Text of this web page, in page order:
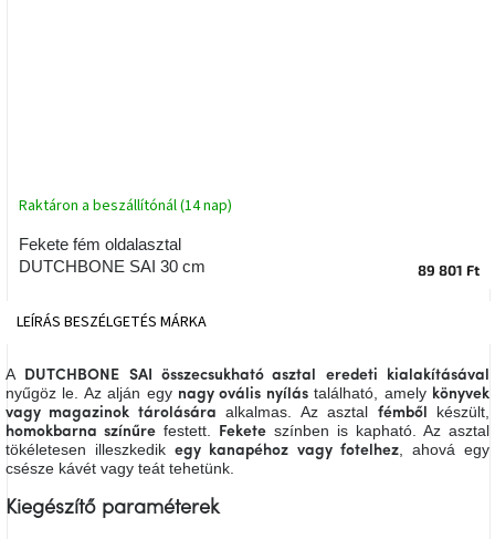
Belső
tavaszi
színekben
Tavasz
az
A
tűz
mellett
ülve
Színes
Fekete fém oldalasztal
DUTCHBONE SAI 30 cm
Raktáron a beszállítónál (14 nap)
89 801 Ft
LEÍRÁS BESZÉLGETÉS MÁRKA
A DUTCHBONE SAI összecsukható asztal eredeti kialakításával
nyűgöz le. Az alján egy nagy ovális nyílástalálható, amely könyvek
vagy magazinok tárolására alkalmas. Az asztal fémből készült,
homokbarna színűre festett. Fekete színben is kapható. Az asztal
tökéletesen illeszkedikegy kanapéhoz vagy fotelhez, ahová egy
csésze kávét vagy teát tehetünk.
Kiegészítő paraméterek